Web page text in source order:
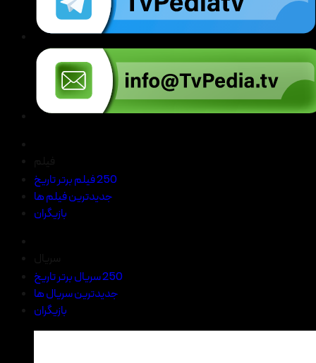
250 فیلم برتر تاریخ
جدیدترین فیلم ها
بازیگران
250 سریال برتر تاریخ
جدیدترین سریال ها
بازیگران